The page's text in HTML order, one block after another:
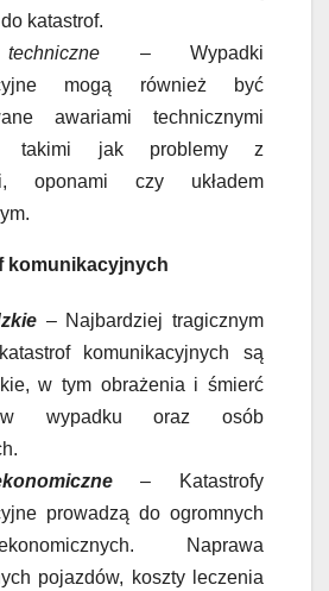
katastrof.
– Wypadki
mogą również być
awariami technicznymi
takimi jak problemy z
oponami czy układem
komunikacyjnych
– Najbardziej tragicznym
komunikacyjnych są
w tym obrażenia i śmierć
wypadku oraz osób
– Katastrofy
prowadzą do ogromnych
Naprawa
pojazdów, koszty leczenia